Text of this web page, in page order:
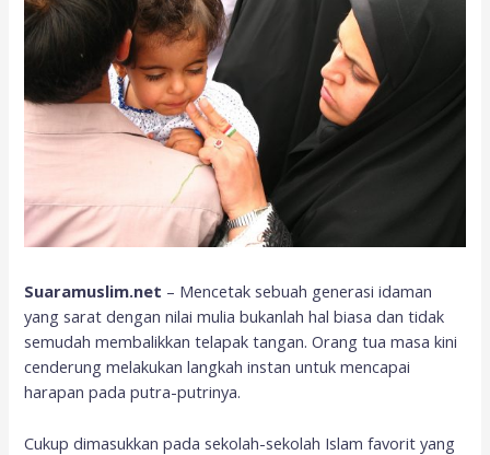
Suaramuslim.net – Mencetak sebuah generasi idaman
yang sarat dengan nilai mulia bukanlah hal biasa dan tidak
semudah membalikkan telapak tangan. Orang tua masa kini
cenderung melakukan langkah instan untuk mencapai
harapan pada putra-putrinya.
Cukup dimasukkan pada sekolah-sekolah Islam favorit yang